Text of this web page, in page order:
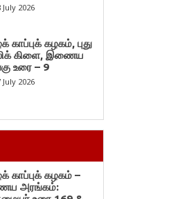
July 2026
காப்புக் கழகம், புது
கிளை, இணைய
உரை – 9
July 2026
காப்புக் கழகம் –
அரங்கம்: